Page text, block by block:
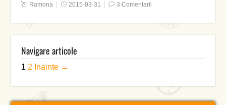
Ramona 2015-03-31 3 Comentarii
Navigare articole
1 2 Inainte →